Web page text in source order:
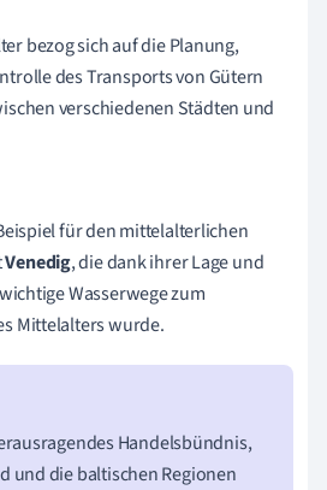
bezog sich auf die Planung,
des Transports von Gütern
verschiedenen Städten und
für den mittelalterlichen
Venedig, die dank ihrer Lage und
Wasserwege zum
Mittelalters wurde.
Handelsbündnis,
und die baltischen Regionen